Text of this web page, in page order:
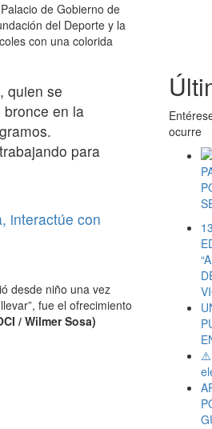
de Gobierno de
del Deporte y la
con una colorida
quien se
en la
para
interactúe con
desde niño una vez
fue el ofrecimiento
/ Wilmer Sosa)
ocurre